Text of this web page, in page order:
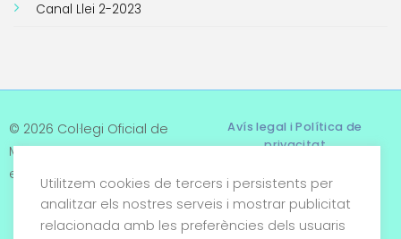
Canal Llei 2-2023
© 2026 Col·legi Oficial de
Metges de Tarragona. Tots
els drets reservats
Avís legal i Política de
privacitat
Termes i condicions
Política de cookies
Utilitzem cookies de tercers i persistents per
analitzar els nostres serveis i mostrar publicitat
relacionada amb les preferències dels usuaris